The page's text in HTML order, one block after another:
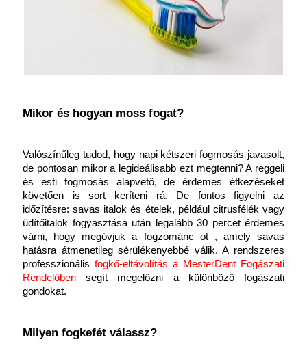
Mikor és hogyan moss fogat?
Valószínűleg tudod, hogy napi kétszeri fogmosás javasolt,
de pontosan mikor a legideálisabb ezt megtenni? A reggeli
és esti fogmosás alapvető, de érdemes étkezéseket
követően is sort keríteni rá. De fontos figyelni az
időzítésre: savas italok és ételek, például citrusfélék vagy
üdítőitalok fogyasztása után legalább 30 percet érdemes
várni, hogy megóvjuk a fogzománc ot , amely savas
hatásra átmenetileg sérülékenyebbé válik. A rendszeres
professzionális fogkő-eltávolítás a MesterDent Fogászati
Rendelőben segít megelőzni a különböző fogászati
gondokat.
Milyen fogkefét válassz?